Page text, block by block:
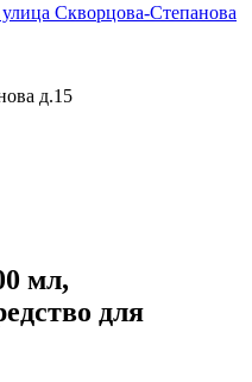
улица Скворцова-Степанова
д.15
мл,
для